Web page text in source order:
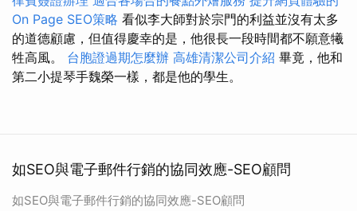
On Page SEO策略 看似李大師對於宗門的利益並沒有太多
的道德顧慮，但值得慶幸的是，他很長一段時間都不願意犧
牲高風。 台胞證過期怎麼辦 高雄清潔公司介紹 畢竟，他和
第二小提琴手魏榮一樣，都是他的學生。
如SEO與電子郵件行銷的協同效應-SEO顧問
如SEO與電子郵件行銷的協同效應-SEO顧問